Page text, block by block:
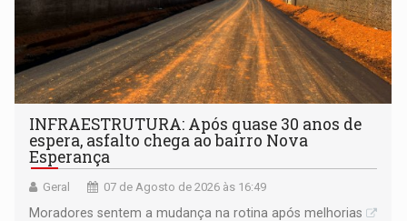
INFRAESTRUTURA: Após quase 30 anos de
espera, asfalto chega ao bairro Nova
Esperança
Geral 07 de Agosto de 2026 às 16:49
Moradores sentem a mudança na rotina após melhorias